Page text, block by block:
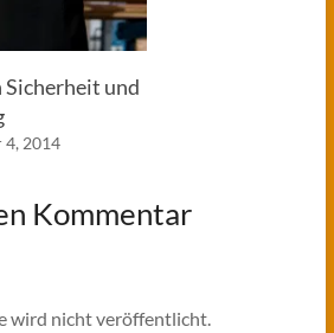
und
4, 2014
Kommentar
wird nicht veröffentlicht.